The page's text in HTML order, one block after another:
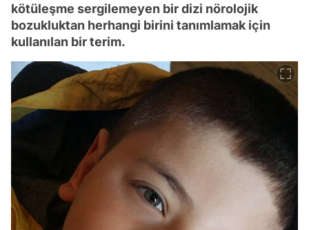
kötüleşme sergilemeyen bir dizi nörolojik
bozukluktan herhangi birini tanımlamak için
kullanılan bir terim.